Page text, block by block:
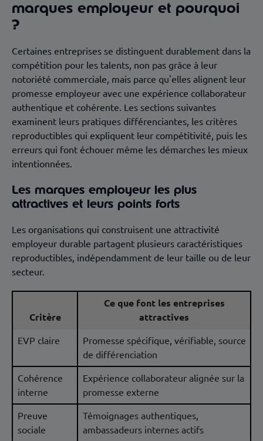
marques employeur et pourquoi
?
Certaines entreprises se distinguent durablement dans la
compétition pour les talents, non pas grâce à leur
notoriété commerciale, mais parce qu'elles alignent leur
promesse employeur avec une expérience collaborateur
authentique et cohérente. Les sections suivantes
examinent leurs pratiques différenciantes, les critères
reproductibles qui expliquent leur compétitivité, puis les
erreurs qui font échouer même les démarches les mieux
intentionnées.
Les marques employeur les plus
attractives et leurs points forts
Les organisations qui construisent une attractivité
employeur durable partagent plusieurs caractéristiques
reproductibles, indépendamment de leur taille ou de leur
secteur.
Critère
Ce que font les entreprises
attractives
EVP claire
Promesse spécifique, vérifiable, source
de différenciation
Cohérence
interne
Expérience collaborateur alignée sur la
promesse externe
Preuve
sociale
Témoignages authentiques,
ambassadeurs internes actifs